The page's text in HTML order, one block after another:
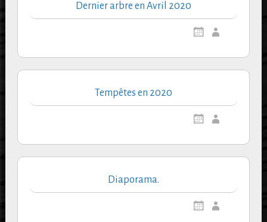
Dernier arbre en Avril 2020
Tempêtes en 2020
Diaporama.